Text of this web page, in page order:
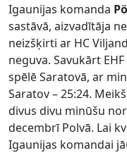
Igaunijas komanda
sastāvā, aizvadītāja
neizšķirti ar HC
neguva. Savukārt
spēlē Saratovā, ar
Saratov – 25:24.
divus divu minūšu
decembrī Polvā. Lai
Igaunijas komandai